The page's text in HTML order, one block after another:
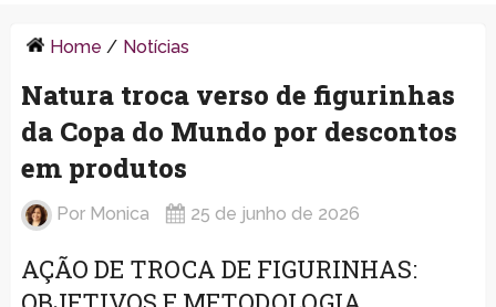
Home / Notícias
Natura troca verso de figurinhas
da Copa do Mundo por descontos
em produtos
Por Monica 25 de junho de 2026
AÇÃO DE TROCA DE FIGURINHAS: